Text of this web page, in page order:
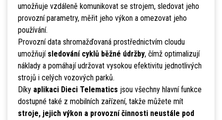
umožňuje vzdáleně komunikovat se strojem, sledovat jeho
provozní parametry, měřit jeho výkon a omezovat jeho
používání.
Provozní data shromažďovaná prostřednictvím cloudu
umožňují sledování cyklů běžné údržby, čímž optimalizují
náklady a pomáhají udržovat vysokou efektivitu jednotlivých
strojů i celých vozových parků.
Díky aplikaci Dieci Telematics jsou všechny hlavní funkce
dostupné také z mobilních zařízení, takže můžete mít
stroje, jejich výkon a provozní činnosti neustále pod